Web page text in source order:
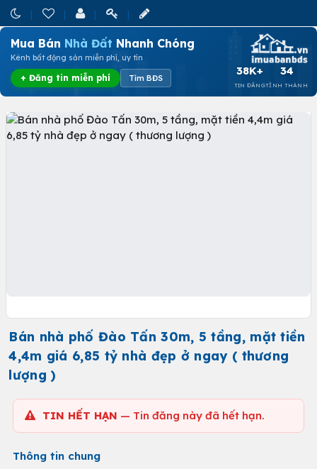
Mua Bán Nhà Đất Nhanh Chóng
Kênh bất động sản miễn phí, uy tín
+ Đăng tin miễn phí Tìm BĐS
38K+
TIN ĐĂNG
34
TỈNH THÀNH
Bán nhà phố Đào Tấn 30m, 5 tầng, mặt tiền
4,4m giá 6,85 tỷ nhà đẹp ở ngay ( thương
lượng )
TIN HẾT HẠN — Tin đăng này đã hết hạn.
Thông tin chung